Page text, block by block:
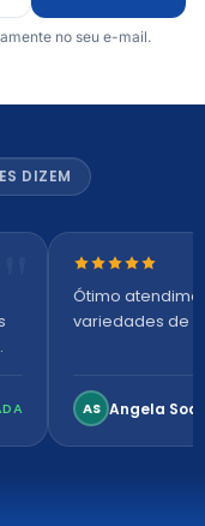
no seu e-mail.
DIZEM
Nota 5 de 5
Ótimo
variedades de
AS Angela